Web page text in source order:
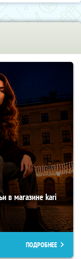
в магазине kari
ПОДРОБНЕЕ